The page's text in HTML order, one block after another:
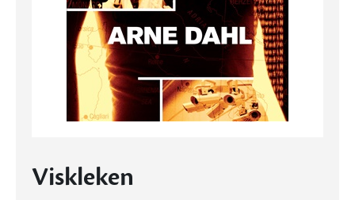
Viskleken